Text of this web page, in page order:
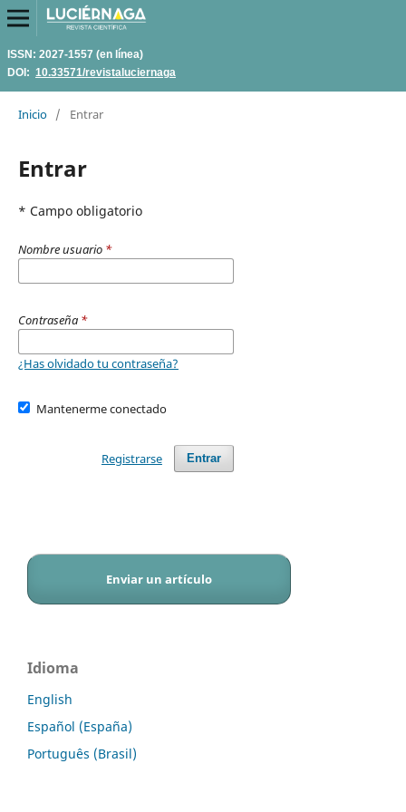
ISSN: 2027-1557 (en línea)
DOI: 10.33571/revistaluciernaga
Inicio / Entrar
Entrar
* Campo obligatorio
Nombre usuario *
Contraseña *
¿Has olvidado tu contraseña?
Mantenerme conectado
Entrar
Registrarse
Enviar un artículo
Idioma
English
Español (España)
Português (Brasil)